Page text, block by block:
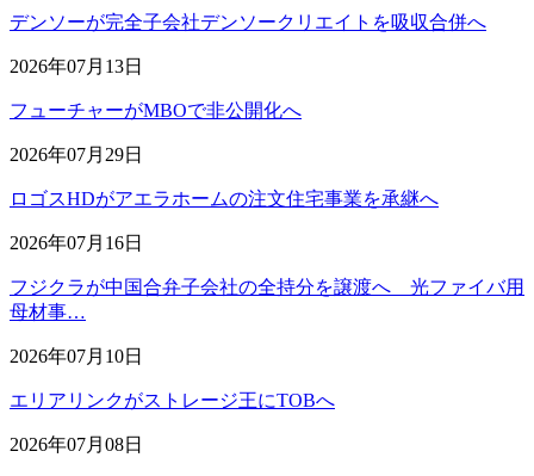
デンソーが完全子会社デンソークリエイトを吸収合併へ
2026年07月13日
フューチャーがMBOで非公開化へ
2026年07月29日
ロゴスHDがアエラホームの注文住宅事業を承継へ
2026年07月16日
フジクラが中国合弁子会社の全持分を譲渡へ 光ファイバ用
母材事…
2026年07月10日
エリアリンクがストレージ王にTOBへ
2026年07月08日